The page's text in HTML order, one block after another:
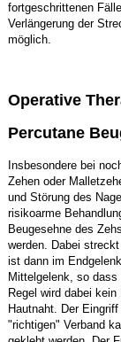
fortgeschrittenen
Verlängerung der
möglich.
Operative
Percutane
Insbesondere bei
Zehen oder
und Störung des
risikoarme
Beugesehne des
werden. Dabei
ist dann im
Mittelgelenk, so
Regel wird dabei
Hautnaht. Der
"richtigen" Verband